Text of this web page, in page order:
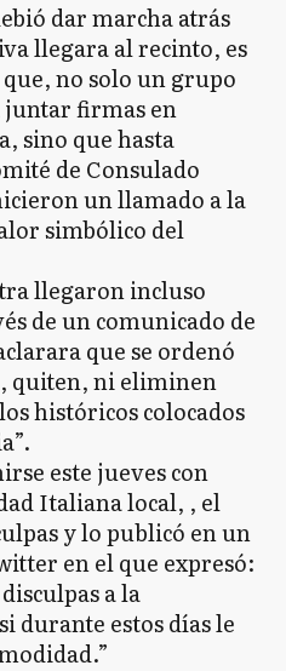
dar marcha atrás
llegara al recinto, es
no solo un grupo
juntar firmas en
sino que hasta
de Consulado
un llamado a la
simbólico del
llegaron incluso
de un comunicado de
que se ordenó
quiten, ni eliminen
históricos colocados
este jueves con
Italiana local, , el
y lo publicó en un
en el que expresó:
a la
durante estos días le